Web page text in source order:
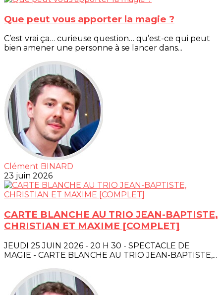
Que peut vous apporter la magie ?
C’est vrai ça… curieuse question… qu’est-ce qui peut
bien amener une personne à se lancer dans...
Clément BINARD
23 juin 2026
CARTE BLANCHE AU TRIO JEAN-BAPTISTE,
CHRISTIAN ET MAXIME [COMPLET]
JEUDI 25 JUIN 2026 - 20 H 30 - SPECTACLE DE
MAGIE - CARTE BLANCHE AU TRIO JEAN-BAPTISTE,...